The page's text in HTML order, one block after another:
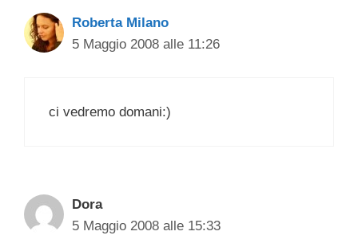
Roberta Milano
5 Maggio 2008 alle 11:26
ci vedremo domani:)
Dora
5 Maggio 2008 alle 15:33